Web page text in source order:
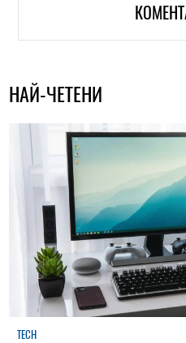
НАЙ-ЧЕТЕНИ
TECH